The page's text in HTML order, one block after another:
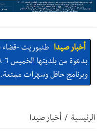
أخبار صيدا طنبوريت -قضاء
وبرنامج حافل وسهرات
الرئيسية / أخبار صيدا